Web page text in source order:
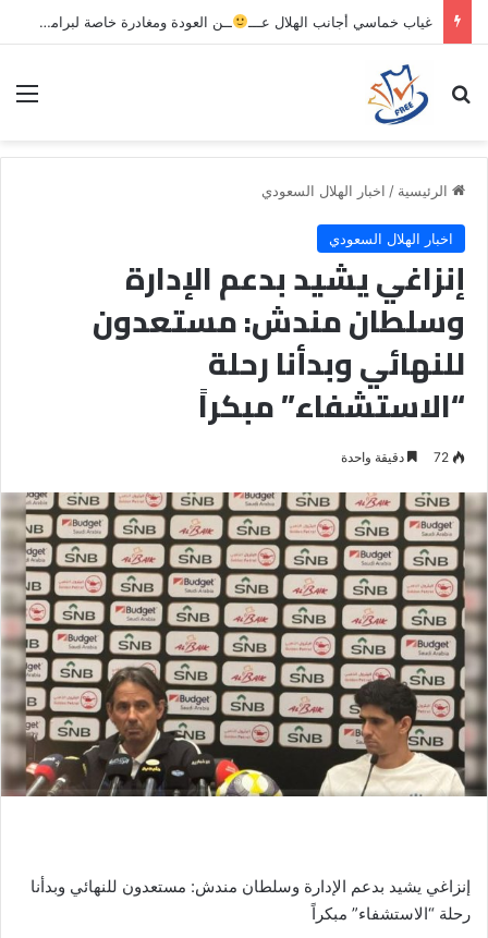
غياب خماسي أجانب الهلال عـــ ــن العودة ومغادرة خاصة لبرامج الاستشفاء والتأهيل
بحث عن
الرئيسية / اخبار الهلال السعودي
اخبار الهلال السعودي
إنزاغي يشيد بدعم الإدارة
وسلطان مندش: مستعدون
للنهائي وبدأنا رحلة
“الاستشفاء” مبكراً
72 دقيقة واحدة
إنزاغي يشيد بدعم الإدارة وسلطان مندش: مستعدون للنهائي وبدأنا
رحلة “الاستشفاء” مبكراً